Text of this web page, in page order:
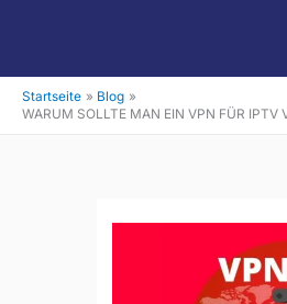
springen
Startseite
Blog
WARUM SOLLTE MAN EIN VPN FÜR IPTV